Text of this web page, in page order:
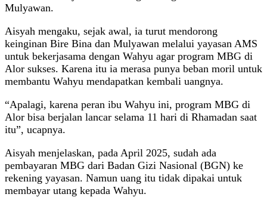
Mulyawan.
Aisyah mengaku, sejak awal, ia turut mendorong
keinginan Bire Bina dan Mulyawan melalui yayasan AMS
untuk bekerjasama dengan Wahyu agar program MBG di
Alor sukses. Karena itu ia merasa punya beban moril untuk
membantu Wahyu mendapatkan kembali uangnya.
“Apalagi, karena peran ibu Wahyu ini, program MBG di
Alor bisa berjalan lancar selama 11 hari di Rhamadan saat
itu”, ucapnya.
Aisyah menjelaskan, pada April 2025, sudah ada
pembayaran MBG dari Badan Gizi Nasional (BGN) ke
rekening yayasan. Namun uang itu tidak dipakai untuk
membayar utang kepada Wahyu.